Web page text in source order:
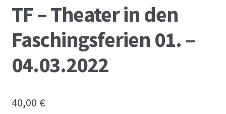
TF – Theater in den
Faschingsferien 01. –
04.03.2022
40,00 €